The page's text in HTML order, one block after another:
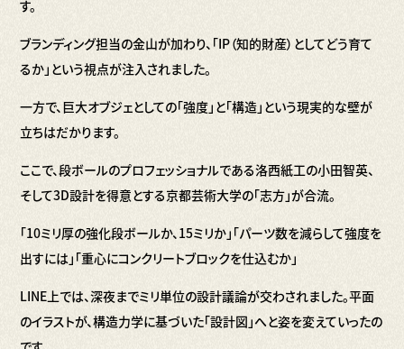
す。
ブランディング担当の金山が加わり、「IP（知的財産）としてどう育て
るか」という視点が注入されました。
一方で、巨大オブジェとしての「強度」と「構造」という現実的な壁が
立ちはだかります。
ここで、段ボールのプロフェッショナルである洛西紙工の小田智英、
そして3D設計を得意とする京都芸術大学の「志方」が合流。
「10ミリ厚の強化段ボールか、15ミリか」「パーツ数を減らして強度を
出すには」「重心にコンクリートブロックを仕込むか」
LINE上では、深夜までミリ単位の設計議論が交わされました。平面
のイラストが、構造力学に基づいた「設計図」へと姿を変えていったの